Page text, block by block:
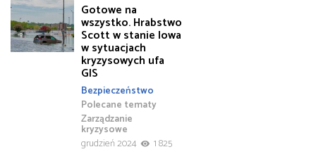
Gotowe na
wszystko. Hrabstwo
Scott w stanie Iowa
w sytuacjach
kryzysowych ufa
GIS
Bezpieczeństwo
Polecane tematy
Zarządzanie
kryzysowe
grudzień 2024
1 825